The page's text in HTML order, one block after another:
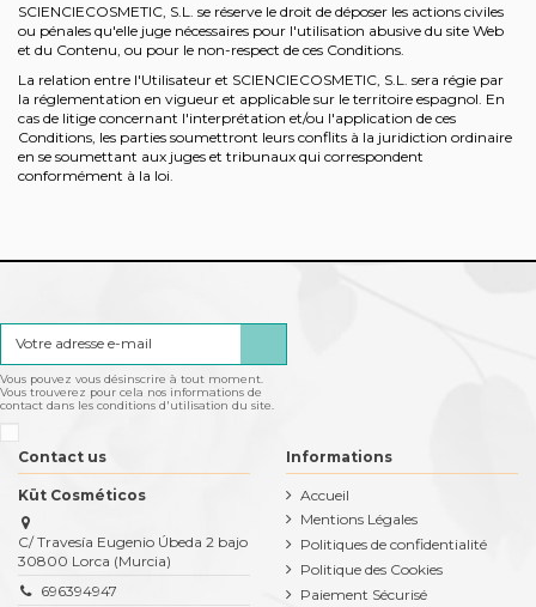
SCIENCIECOSMETIC, S.L. se réserve le droit de déposer les actions civiles
ou pénales qu'elle juge nécessaires pour l'utilisation abusive du site Web
et du Contenu, ou pour le non-respect de ces Conditions.
La relation entre l'Utilisateur et SCIENCIECOSMETIC, S.L. sera régie par
la réglementation en vigueur et applicable sur le territoire espagnol. En
cas de litige concernant l'interprétation et/ou l'application de ces
Conditions, les parties soumettront leurs conflits à la juridiction ordinaire
en se soumettant aux juges et tribunaux qui correspondent
conformément à la loi.
Vous pouvez vous désinscrire à tout moment.
Vous trouverez pour cela nos informations de
contact dans les conditions d'utilisation du site.
Contact us
Küt Cosméticos
C/ Travesía Eugenio Úbeda 2 bajo
30800 Lorca (Murcia)
696394947
Informations
Accueil
Mentions Légales
Politiques de confidentialité
Politique des Cookies
Paiement Sécurisé